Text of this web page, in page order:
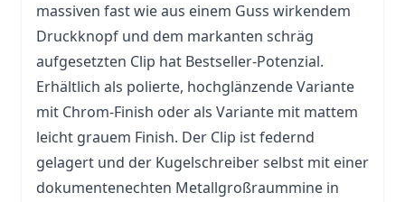
massiven fast wie aus einem Guss wirkendem
Druckknopf und dem markanten schräg
aufgesetzten Clip hat Bestseller-Potenzial.
Erhältlich als polierte, hochglänzende Variante
mit Chrom-Finish oder als Variante mit mattem
leicht grauem Finish. Der Clip ist federnd
gelagert und der Kugelschreiber selbst mit einer
dokumentenechten Metallgroßraummine in